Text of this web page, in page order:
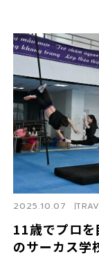
11歳でプロ
のサーカス学
2025.10.07